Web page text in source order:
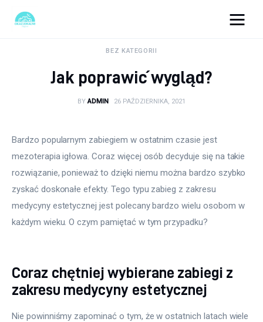
Turystyka
Dom i ogród
Uroda
Więcej
BEZ KATEGORII
Jak poprawić wygląd?
BY ADMIN 26 PAŹDZIERNIKA, 2021
Bardzo popularnym zabiegiem w ostatnim czasie jest
mezoterapia igłowa. Coraz więcej osób decyduje się na takie
rozwiązanie, ponieważ to dzięki niemu można bardzo szybko
zyskać doskonałe efekty. Tego typu zabieg z zakresu
medycyny estetycznej jest polecany bardzo wielu osobom w
każdym wieku. O czym pamiętać w tym przypadku?
Coraz chętniej wybierane zabiegi z
zakresu medycyny estetycznej
Nie powinniśmy zapominać o tym, że w ostatnich latach wiele